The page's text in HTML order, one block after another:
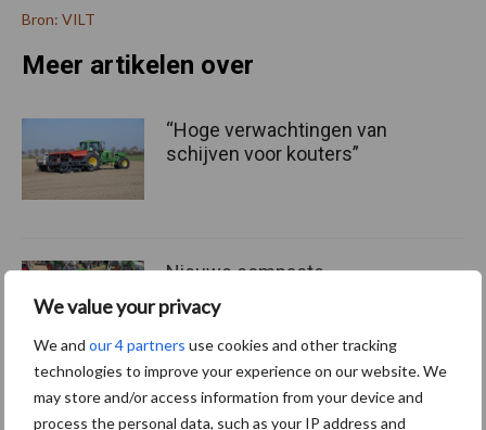
We value your privacy
We and our 4 partners use cookies and other tracking
technologies to improve your experience on our website. We
may store and/or access information from your device and
process the personal data, such as your IP address and
Bron: VILT
Meer artikelen over
“Hoge verwachtingen van
schijven voor kouters”
Nieuwe compacte
gedragen pootcombinatie
van AVR
Provincie Antwerpen breidt